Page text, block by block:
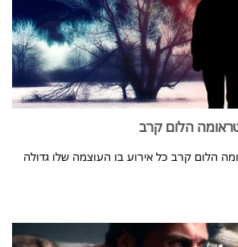
הלום קרב
הלום קרב כל אירוע בו העוצמה שלו גדולה